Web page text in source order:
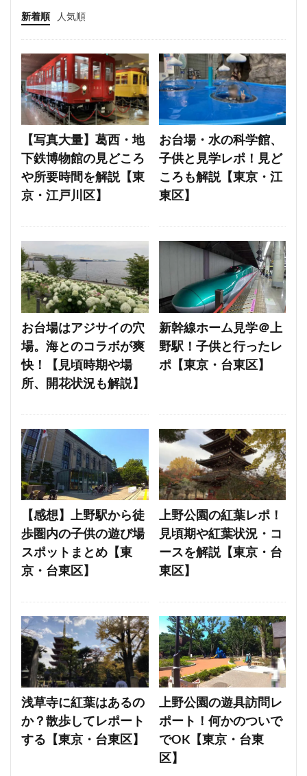
新着順 人気順
【写真大量】葛西・地
下鉄博物館の見どころ
や所要時間を解説【東
京・江戸川区】
お台場・水の科学館、
子供と見学レポ！見ど
ころも解説【東京・江
東区】
お台場はアジサイの穴
場。海とのコラボが爽
快！【見頃時期や場
所、開花状況も解説】
新幹線ホーム見学＠上
野駅！子供と行ったレ
ポ【東京・台東区】
【感想】上野駅から徒
歩圏内の子供の遊び場
スポットまとめ【東
京・台東区】
上野公園の紅葉レポ！
見頃期や紅葉状況・コ
ースを解説【東京・台
東区】
浅草寺に紅葉はあるの
か？散歩してレポート
する【東京・台東区】
上野公園の遊具訪問レ
ポート！何かのついで
でOK【東京・台東
区】